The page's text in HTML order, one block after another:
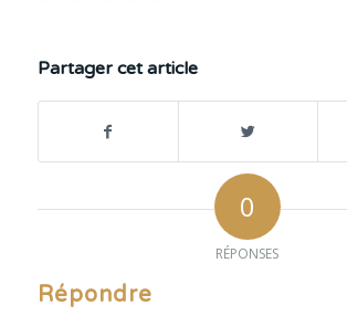
Partager cet article
0
RÉPONSES
Répondre